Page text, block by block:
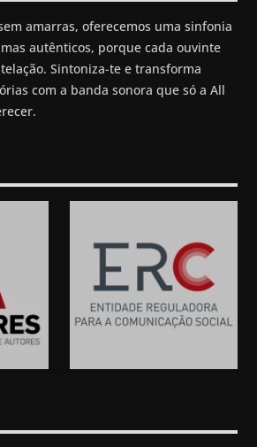
amarras, oferecemos uma sinfonia
autênticos, porque cada ouvinte
Sintoniza-te e transforma
com a banda sonora que só a All